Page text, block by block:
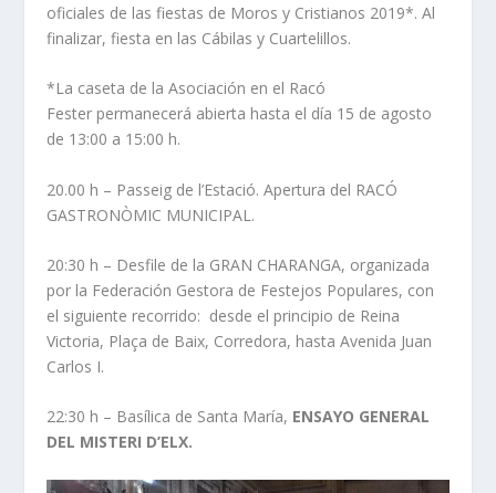
oficiales de las fiestas de Moros y Cristianos 2019*. Al
finalizar, fiesta en las Cábilas y Cuartelillos.
*La caseta de la Asociación en el Racó
Fester permanecerá abierta hasta el día 15 de agosto
de 13:00 a 15:00 h.
20.00 h – Passeig de l’Estació. Apertura del RACÓ
GASTRONÒMIC MUNICIPAL.
20:30 h – Desfile de la GRAN CHARANGA, organizada
por la Federación Gestora de Festejos Populares, con
el siguiente recorrido: desde el principio de Reina
Victoria, Plaça de Baix, Corredora, hasta Avenida Juan
Carlos I.
22:30 h – Basílica de Santa María, ENSAYO GENERAL
DEL MISTERI D’ELX.